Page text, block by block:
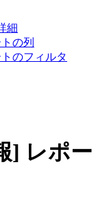
細
の列
のフィルタ
] レポー